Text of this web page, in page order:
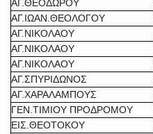
ΑΓ.ΘΕΟΔΩΡΟΥ
ΑΓ.ΙΩΑΝ.ΘΕΟΛΟΓΟΥ
ΑΓ.ΝΙΚΟΛΑΟΥ
ΑΓ.ΝΙΚΟΛΑΟΥ
ΑΓ.ΝΙΚΟΛΑΟΥ
ΑΓ.ΣΠΥΡΙΔΩΝΟΣ
ΑΓ.ΧΑΡΑΛΑΜΠΟΥΣ
ΓΕΝ.ΤΙΜΙΟΥ ΠΡΟΔΡΟΜΟΥ
ΕΙΣ.ΘΕΟΤΟΚΟΥ